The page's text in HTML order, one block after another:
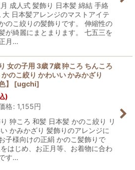
成人式 髪飾り 日本髪 綿結 手絡
大 日本髪アレンジのマストアイテ
のこ絞りの髪飾りです。 伸縮性の
が綺麗にまとまります。 七五三を
月…
女の子用 3歳 7歳 狆ころ ちんころ
のこ絞り かわいい かみかざり
】
[ugchi]
)
格: 1,155円
狆ころ 和髪 日本髪 かのこ絞り リ
かみかざり 髪飾りのアレンジに
子様向けの正絹 かのこ髪飾りで
はじめ、お正月等、お着物に合わ
す…